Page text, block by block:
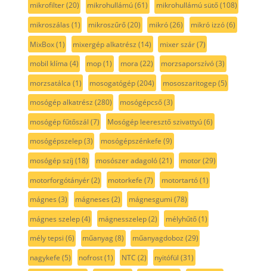
mikrofilter(20) mikrohullámú(61) mikrohullámú sütő(108)
mikroszálas (1) mikroszűrő(20) mikró(26) mikró izzó(6)
MixBox(1) mixergép alkatrész (14) mixer szár(7)
mobil klíma (4) mop(1) mora (22) morzsaporszívó(3)
morzsatálca (1) mosogatógép(204) mososzaritogep(5)
mosógép alkatrész (280) mosógépcső(3)
mosógép fűtőszál (7) Mosógép leeresztő szivattyú(6)
mosógépszelep(3) mosógépszénkefe (9)
mosógép szíj (18) mosószer adagoló(21) motor(29)
motorforgótányér(2) motorkefe (7) motortartó(1)
mágnes (3) mágneses (2) mágnesgumi (78)
mágnes szelep(4) mágnesszelep(2) mélyhűtő(1)
mély tepsi (6) műanyag(8) műanyagdoboz (29)
nagykefe (5) nofrost(1) NTC (2) nyitófül (31)